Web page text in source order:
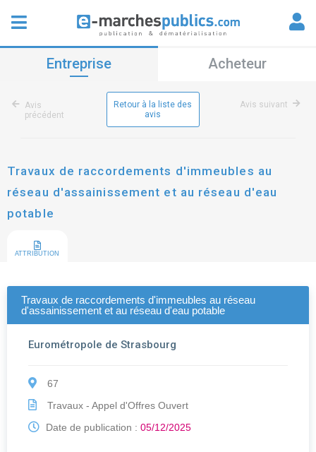
Entreprise Acheteur
Avis
précédent
Retour à la liste des
avis
Avis suivant
Travaux de raccordements d'immeubles au
réseau d'assainissement et au réseau d'eau
potable
ATTRIBUTION
Travaux de raccordements d'immeubles au réseau
d'assainissement et au réseau d'eau potable
Eurométropole de Strasbourg
67
Travaux - Appel d'Offres Ouvert
Date de publication : 05/12/2025